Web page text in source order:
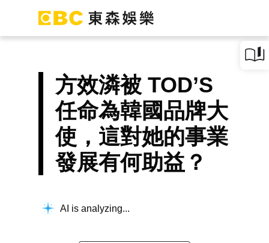
方效潾被 TOD’S
任命為韓國品牌大
使，這對她的事業
發展有何助益？
AI is analyzing...